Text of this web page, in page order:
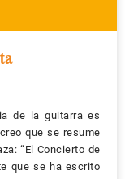
de la guitarra es
que se resume
“El Concierto de
que se ha escrito